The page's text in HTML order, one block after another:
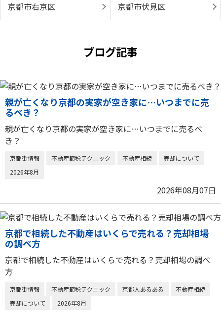
京都市右京区 京都市伏見区
ブログ記事
親が亡くなり京都の実家が空き家に…いつまでに売
るべき？
親が亡くなり京都の実家が空き家に…いつまでに売るべ
き？
京都街情報 不動産節税テクニック 不動産相続
売却について
2026年8月
2026年08月07日
京都で相続した不動産はいくらで売れる？売却相場
の調べ方
京都で相続した不動産はいくらで売れる？売却相場の調べ
方
京都街情報 不動産節税テクニック 京都人あるある
不動産相続
売却について
2026年8月